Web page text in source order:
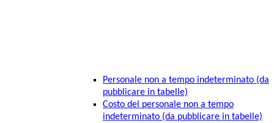
Personale non a tempo indeterminato (da
pubblicare in tabelle)
Costo del personale non a tempo
indeterminato (da pubblicare in tabelle)